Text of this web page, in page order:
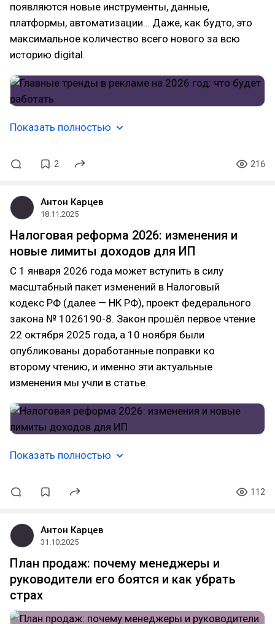
появляются новые инструменты, данные,
платформы, автоматизации… Даже, как будто, это
максимальное количество всего нового за всю
историю digital.
Показать полностью
2 216
Антон Карцев
18.11.2025
Налоговая реформа 2026: изменения и
новые лимиты доходов для ИП
С 1 января 2026 года может вступить в силу
масштабный пакет изменений в Налоговый
кодекс РФ (далее — НК РФ), проект федерального
закона № 1026190-8. Закон прошёл первое чтение
22 октября 2025 года, а 10 ноября были
опубликованы доработанные поправки ко
второму чтению, и именно эти актуальные
изменения мы учли в статье.
Показать полностью
112
Антон Карцев
31.10.2025
План продаж: почему менеджеры и
руководители его боятся и как убрать
страх